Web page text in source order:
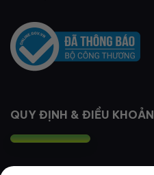
QUY ĐỊNH & ĐIỀU KHOẢN
Quy định thành viên